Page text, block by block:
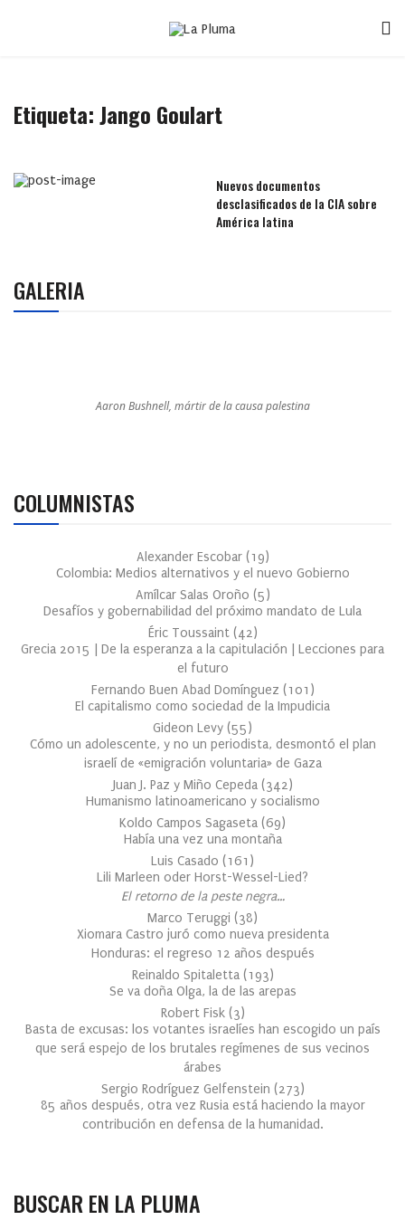
Etiqueta:Jango Goulart
Nuevos documentos
desclasificados de la CIA sobre
América latina
GALERIA
Aaron Bushnell, mártir de la causa palestina
COLUMNISTAS
Alexander Escobar (19)
Colombia: Medios alternativos y el nuevo Gobierno
Amílcar Salas Oroño (5)
Desafíos y gobernabilidad del próximo mandato de Lula
Éric Toussaint (42)
Grecia 2015 | De la esperanza a la capitulación | Lecciones para
el futuro
Fernando Buen Abad Domínguez (101 )
El capitalismo como sociedad de la Impudicia
Gideon Levy (55)
Cómo un adolescente, y no un periodista, desmontó el plan
israelí de «emigración voluntaria» de Gaza
Juan J. Paz y Miño Cepeda (342)
Humanismo latinoamericano y socialismo
Koldo Campos Sagaseta (69)
Había una vez una montaña
Luis Casado (161 )
Lili Marleen oder Horst-Wessel-Lied?
El retorno de la peste negra…
Marco Teruggi (38)
Xiomara Castro juró como nueva presidenta
Honduras: el regreso 12 años después
Reinaldo Spitaletta (193)
Se va doña Olga, la de las arepas
Robert Fisk (3)
Basta de excusas: los votantes israelíes han escogido un país
que será espejo de los brutales regímenes de sus vecinos
árabes
Sergio Rodríguez Gelfenstein (273)
85 años después, otra vez Rusia está haciendo la mayor
contribución en defensa de la humanidad.
BUSCAR EN LA PLUMA